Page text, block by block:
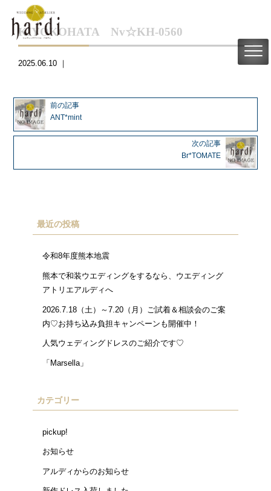
KIYOKOHATA Nv☆KH-0560
2025.06.10 ｜
前の記事
ANT*mint
次の記事
Br*TOMATE
最近の投稿
令和8年度熊本地震
熊本で和装ウエディングをするなら、ウエディング
アトリエアルディへ
2026.7.18（土）～7.20（月）ご試着＆相談会のご案
内♡お持ち込み負担キャンペーンも開催中！
人気ウェディングドレスのご紹介です♡
「Marsella」
カテゴリー
pickup!
お知らせ
アルディからのお知らせ